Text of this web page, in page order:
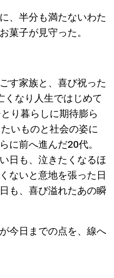
、半分も満たないわた
菓子が見守った。
す家族と、喜び祝った
なり人生ではじめて
り暮らしに期待膨ら
いものと社会の姿に
に前へ進んだ20代。
日も、泣きたくなるほ
ないと意地を張った日
も、喜び溢れたあの瞬
今日までの点を、線へ